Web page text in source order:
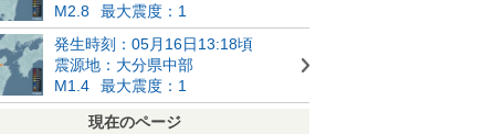
M2.8
最大震度：1
発生時刻：05月16日13:18頃
震源地：大分県中部
M1.4
最大震度：1
現在のページ